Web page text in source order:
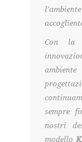
Con la
sempre
nostri
modello